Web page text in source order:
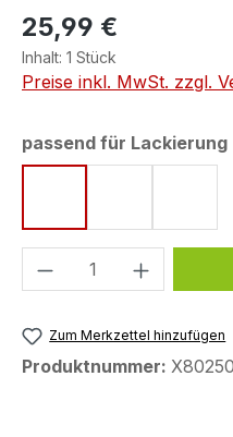
25,99 €
Inhalt: 1 Stück
Preise inkl. MwSt. zzgl.
passend für Lackierung
Produkt Anzahl:
Zum Merkzettel hinzufügen
Produktnummer: